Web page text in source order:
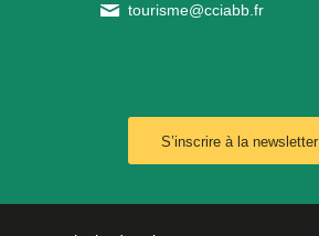
tourisme@cciabb.fr
S’inscrire à la newsletter